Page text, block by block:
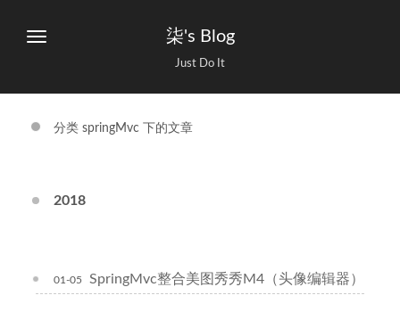
柒's Blog
Just Do It
分类 springMvc 下的文章
2018
SpringMvc整合美图秀秀M4（头像编辑器）
01-05